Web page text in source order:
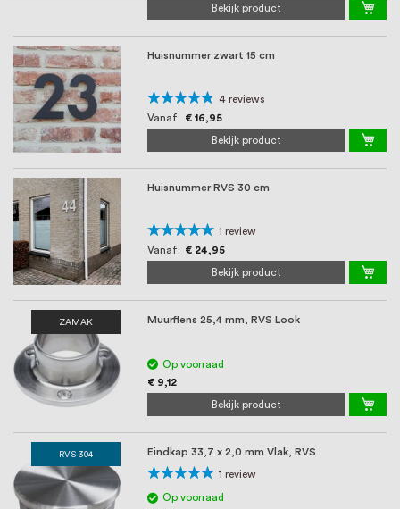
Bekijk product
Huisnummer zwart 15 cm
Waardering:
90%
4 reviews
Vanaf
€ 16,95
Bekijk product
Huisnummer RVS 30 cm
Waardering:
100%
1 review
Vanaf
€ 24,95
Bekijk product
ZAMAK Muurflens 25,4 mm, RVS Look
Op voorraad
€ 9,12
Bekijk product
RVS 304 Eindkap 33,7 x 2,0 mm Vlak, RVS
Waardering:
100%
1 review
Op voorraad